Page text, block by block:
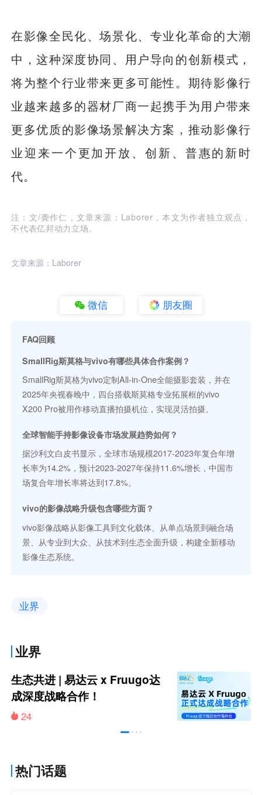
在影像全民化、场景化、专业化革命的大潮
中，这种深度协同、用户导向的创新模式，
将为整个行业带来更多可能性。期待影像行
业越来越多的器材厂商一起携手为用户带来
更多优质的影像场景解决方案，推动影像行
业迎来一个更加开放、创新、普惠的新时
代。
注：文/龚作仁，文章来源：Laborer，本文为作者独立观点，
不代表亿邦动力立场。
文章来源：Laborer
微信 朋友圈
FAQ回顾
SmallRig斯莫格与vivo有哪些具体合作案例？
SmallRig斯莫格为vivo定制All-in-One全能摄影套装，并在
2025年央视春晚中，四台搭载斯莫格专业拓展框的vivo
X200 Pro被用作移动直播拍摄机位，实现灵活拍摄。
全球智能手持影像设备市场发展趋势如何？
据沙利文白皮书显示，全球市场规模2017-2023年复合年增
长率为14.2%，预计2023-2027年保持11.6%增长，中国市
场复合年增长率将达到17.8%。
vivo的影像战略升级包含哪些方面？
vivo影像战略从影像工具到文化载体、从单点场景到融合场
景、从专业到大众、从技术到生态全面升级，构建全新移动
影像生态系统。
业界
业界
生态共进 | 易达云 x Fruugo达
成深度战略合作！
24
热门话题